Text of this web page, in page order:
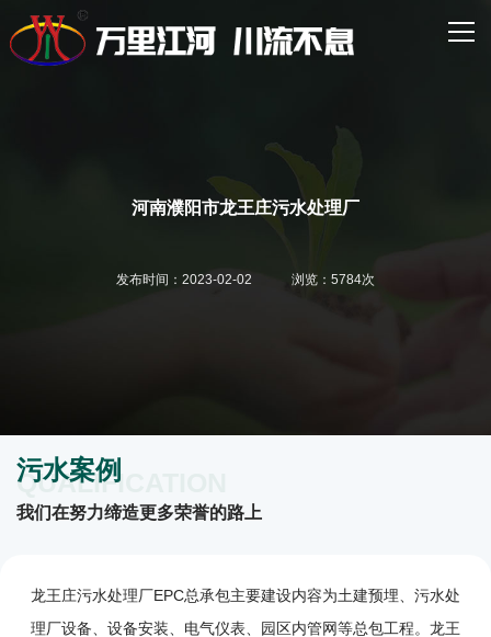
网站首页
河南濮阳市龙王庄污水处理厂
发布时间：2023-02-02 浏览：5784次
QUALIFICATION
污水案例
我们在努力缔造更多荣誉的路上
龙王庄污水处理厂EPC总承包主要建设内容为土建预埋、污水处
理厂设备、设备安装、电气仪表、园区内管网等总包工程。龙王